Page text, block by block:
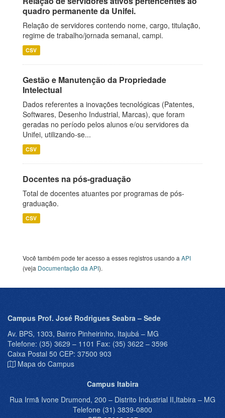
quadro permanente da Unifei.
Relação de servidores contendo nome, cargo, titulação,
regime de trabalho/jornada semanal, campi.
CSV
Gestão e Manutenção da Propriedade
Intelectual
Dados referentes a inovações tecnológicas (Patentes,
Softwares, Desenho Industrial, Marcas), que foram
geradas no período pelos alunos e/ou servidores da
Unifei, utilizando-se...
CSV
Docentes na pós-graduação
Total de docentes atuantes por programas de pós-
graduação.
CSV
Você também pode ter acesso a esses registros usando a API
(veja Documentação da API).
Campus Prof. José Rodrigues Seabra – Sede
Av. BPS, 1303, Bairro Pinheirinho, Itajubá – MG
Telefone: (35) 3629 – 1101 Fax: (35) 3622 – 3596
Caixa Postal 50 CEP: 37500 903
Mapa do Campus
Campus Itabira
Rua Irmã Ivone Drumond, 200 – Distrito Industrial II,Itabira – MG
Telefone (31) 3839-0800